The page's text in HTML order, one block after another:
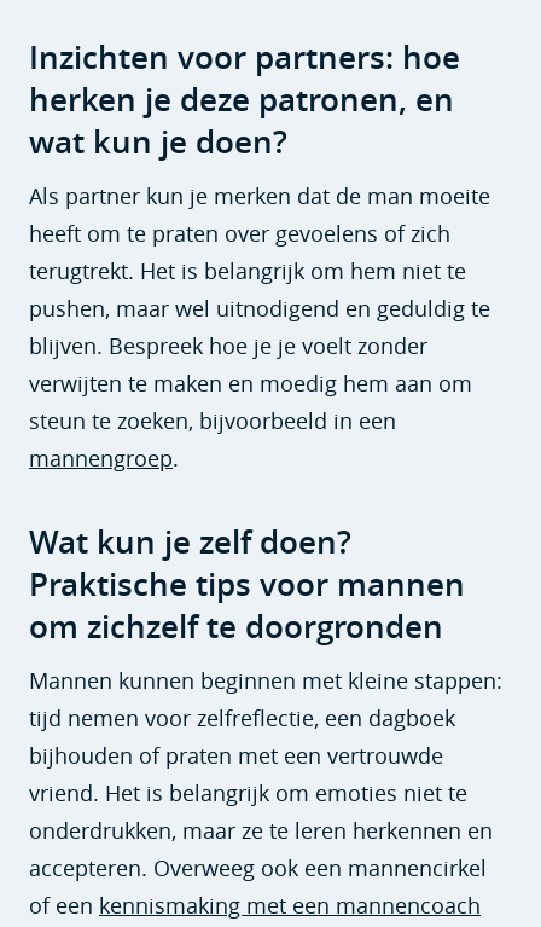
Inzichten voor partners: hoe
herken je deze patronen, en
wat kun je doen?
Als partner kun je merken dat de man moeite
heeft om te praten over gevoelens of zich
terugtrekt. Het is belangrijk om hem niet te
pushen, maar wel uitnodigend en geduldig te
blijven. Bespreek hoe je je voelt zonder
verwijten te maken en moedig hem aan om
steun te zoeken, bijvoorbeeld in een
mannengroep.
Wat kun je zelf doen?
Praktische tips voor mannen
om zichzelf te doorgronden
Mannen kunnen beginnen met kleine stappen:
tijd nemen voor zelfreflectie, een dagboek
bijhouden of praten met een vertrouwde
vriend. Het is belangrijk om emoties niet te
onderdrukken, maar ze te leren herkennen en
accepteren. Overweeg ook een mannencirkel
of een kennismaking met een mannencoach